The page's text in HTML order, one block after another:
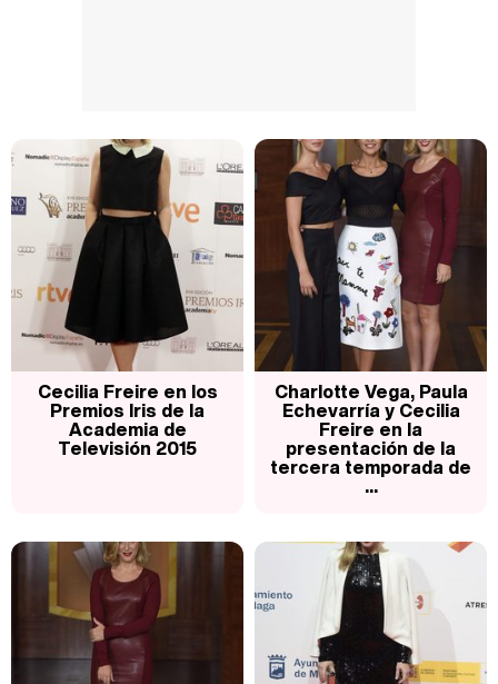
Cecilia Freire en los
Premios Iris de la
Academia de
Televisión 2015
Charlotte Vega, Paula
Echevarría y Cecilia
Freire en la
presentación de la
tercera temporada de
...